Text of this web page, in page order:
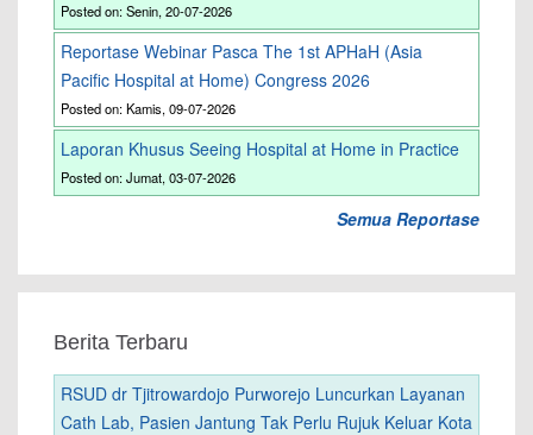
Posted on: Senin, 20-07-2026
Reportase Webinar Pasca The 1st APHaH (Asia
Pacific Hospital at Home) Congress 2026
Posted on: Kamis, 09-07-2026
Laporan Khusus Seeing Hospital at Home in Practice
Posted on: Jumat, 03-07-2026
Semua Reportase
Berita Terbaru
RSUD dr Tjitrowardojo Purworejo Luncurkan Layanan
Cath Lab, Pasien Jantung Tak Perlu Rujuk Keluar Kota